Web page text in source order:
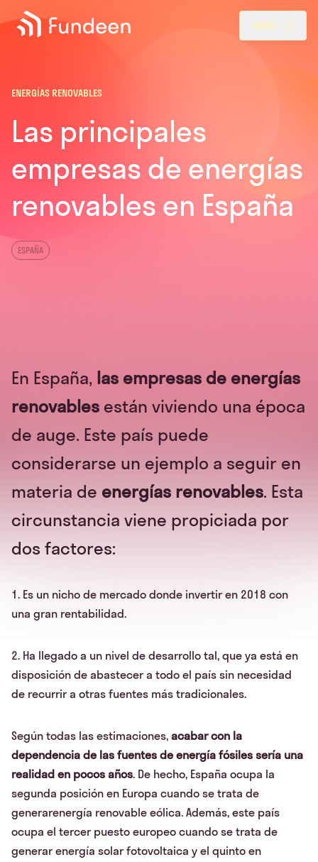
Fundeen Menu
MENÚ
ENERGÍAS RENOVABLES
Las principales
empresas de energías
renovables en España
ESPAÑA
En España, las empresas de energías
renovables están viviendo una época
de auge. Este país puede
considerarse un ejemplo a seguir en
materia de energías renovables. Esta
circunstancia viene propiciada por
dos factores:
1. Es un nicho de mercado donde invertir en 2018 con
una gran rentabilidad.
2. Ha llegado a un nivel de desarrollo tal, que ya está en
disposición de abastecer a todo el país sin necesidad
de recurrir a otras fuentes más tradicionales.
Según todas las estimaciones, acabar con la
dependencia de las fuentes de energía fósiles sería una
realidad en pocos años. De hecho, España ocupa la
segunda posición en Europa cuando se trata de
generarenergía renovable eólica. Además, este país
ocupa el tercer puesto europeo cuando se trata de
generar energía solar fotovoltaica y el quinto en